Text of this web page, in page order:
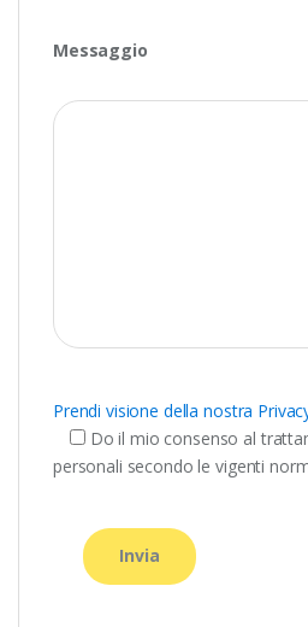
Messaggio
Prendi visione della nostra
Do il mio consenso al
personali secondo le vigenti